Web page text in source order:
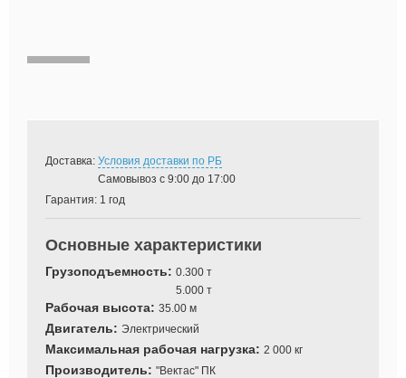
Доставка: Условия доставки по РБ
Самовывоз с 9:00 до 17:00
Гарантия: 1 год
Основные характеристики
Грузоподъемность: 0.300 т
5.000 т
Рабочая высота: 35.00 м
Двигатель: Электрический
Максимальная рабочая нагрузка: 2 000 кг
Производитель: "Вектас" ПК